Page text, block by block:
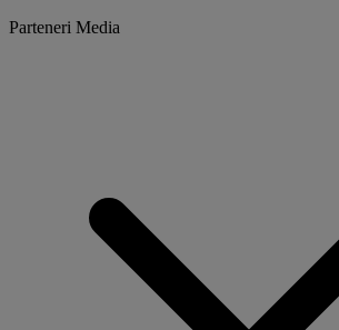
Parteneri Media